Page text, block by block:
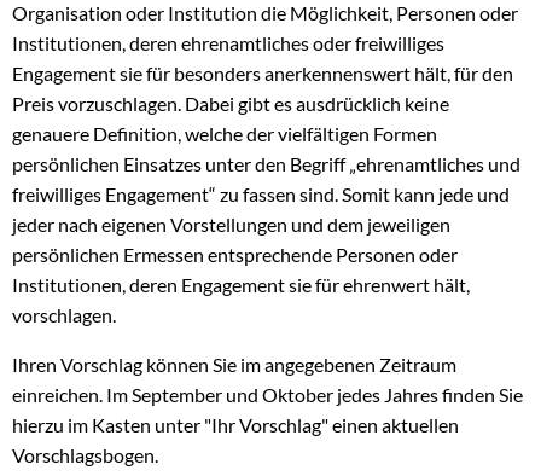
Organisation oder Institution die Möglichkeit, Personen oder
Institutionen, deren ehrenamtliches oder freiwilliges
Engagement sie für besonders anerkennenswert hält, für den
Preis vorzuschlagen. Dabei gibt es ausdrücklich keine
genauere Definition, welche der vielfältigen Formen
persönlichen Einsatzes unter den Begriff „ehrenamtliches und
freiwilliges Engagement“ zu fassen sind. Somit kann jede und
jeder nach eigenen Vorstellungen und dem jeweiligen
persönlichen Ermessen entsprechende Personen oder
Institutionen, deren Engagement sie für ehrenwert hält,
vorschlagen.
Ihren Vorschlag können Sie im angegebenen Zeitraum
einreichen. Im September und Oktober jedes Jahres finden Sie
hierzu im Kasten unter "Ihr Vorschlag" einen aktuellen
Vorschlagsbogen.